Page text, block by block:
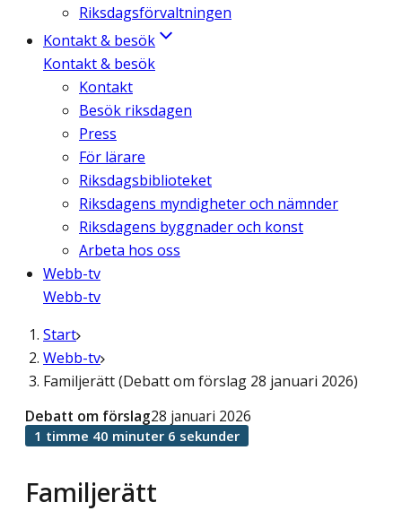
Riksdagsförvaltningen
Kontakt & besök
Kontakt & besök
Kontakt
Besök riksdagen
Press
För lärare
Riksdagsbiblioteket
Riksdagens myndigheter och nämnder
Riksdagens byggnader och konst
Arbeta hos oss
Webb-tv
Webb-tv
Start
Webb-tv
Familjerätt (Debatt om förslag 28 januari 2026)
Familjerätt
Debatt om förslag28 januari 2026
1 timme 40 minuter 6 sekunder